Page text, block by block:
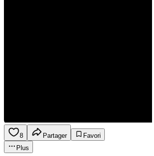
8 Partager
Favori
Plus